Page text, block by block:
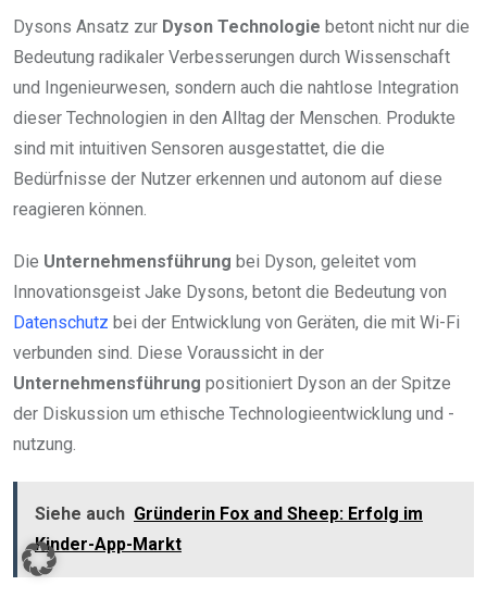
Dysons Ansatz zur Dyson Technologie betont nicht nur die
Bedeutung radikaler Verbesserungen durch Wissenschaft
und Ingenieurwesen, sondern auch die nahtlose Integration
dieser Technologien in den Alltag der Menschen. Produkte
sind mit intuitiven Sensoren ausgestattet, die die
Bedürfnisse der Nutzer erkennen und autonom auf diese
reagieren können.
Die Unternehmensführung bei Dyson, geleitet vom
Innovationsgeist Jake Dysons, betont die Bedeutung von
Datenschutz bei der Entwicklung von Geräten, die mit Wi-Fi
verbunden sind. Diese Voraussicht in der
Unternehmensführung positioniert Dyson an der Spitze
der Diskussion um ethische Technologieentwicklung und -
nutzung.
Siehe auch Gründerin Fox and Sheep: Erfolg im
Kinder-App-Markt